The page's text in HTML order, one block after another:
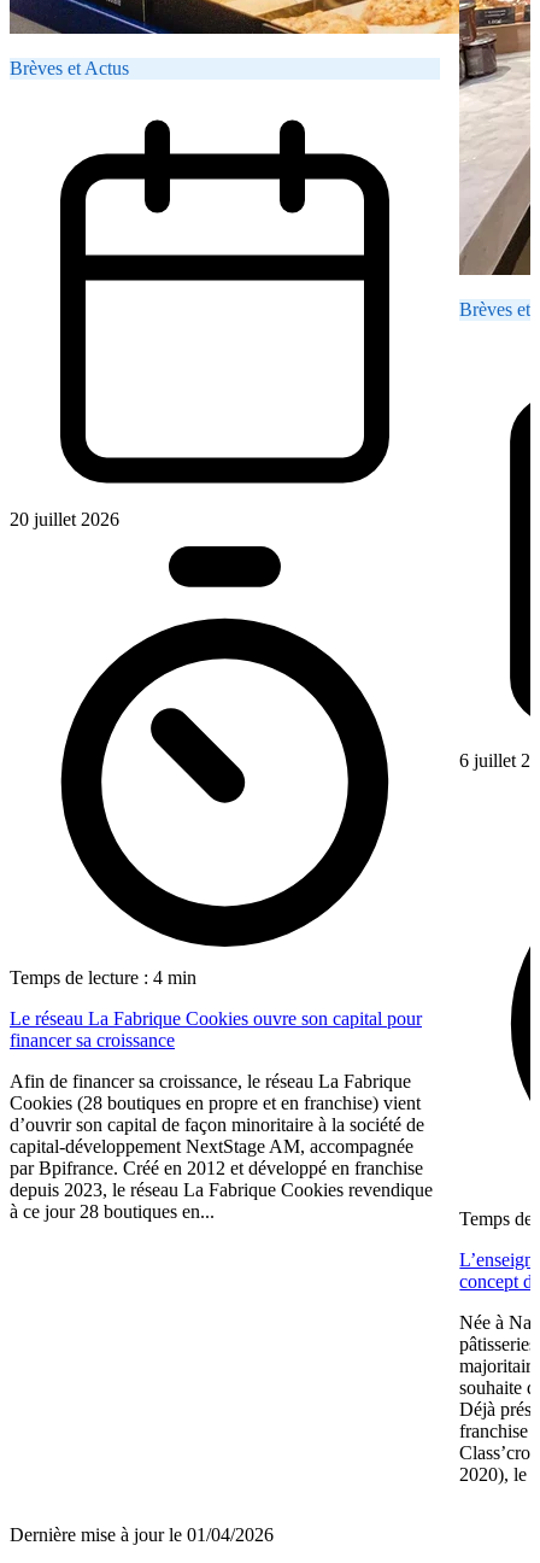
Brèves et Actus
20 juillet 2026
Temps de lecture : 4 min
Le réseau La Fabrique Cookies ouvre son capital pour
financer sa croissance
Afin de financer sa croissance, le réseau La Fabrique
Cookies (28 boutiques en propre et en franchise) vient
d’ouvrir son capital de façon minoritaire à la société de
capital-développement NextStage AM, accompagnée
par Bpifrance. Créé en 2012 et développé en franchise
depuis 2023, le réseau La Fabrique Cookies revendique
à ce jour 28 boutiques en...
Brèves et
6 juillet
Temps de
concept
Née à
souhaite
Déjà
franchise
2020), le
Dernière mise à jour le 01/04/2026